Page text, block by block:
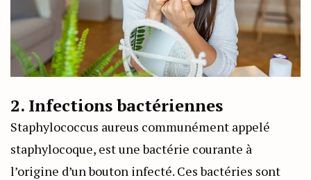
2. Infections bactériennes
Staphylococcus aureus communément appelé
staphylocoque, est une bactérie courante à
l’origine d’un bouton infecté. Ces bactéries sont